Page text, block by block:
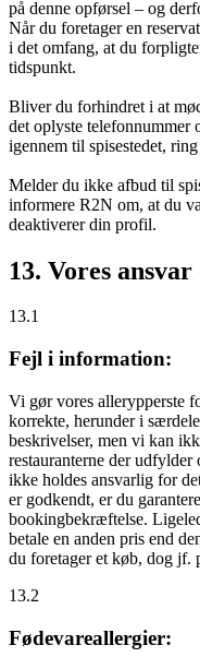
på denne opførsel – og
Når du foretager en
i det omfang, at du
tidspunkt.
Bliver du forhindret i at
det oplyste telefonnummer
igennem til spisestedet,
Melder du ikke afbud til
informere R2N om, at du
deaktiverer din profil.
13. Vores
13.1
Fejl i information:
Vi gør vores allerypperste
korrekte, herunder i
beskrivelser, men vi kan
restauranterne der
ikke holdes ansvarlig for
er godkendt, er du
bookingbekræftelse.
betale en anden pris end
du foretager et køb, dog jf.
13.2
Fødevareallergier: